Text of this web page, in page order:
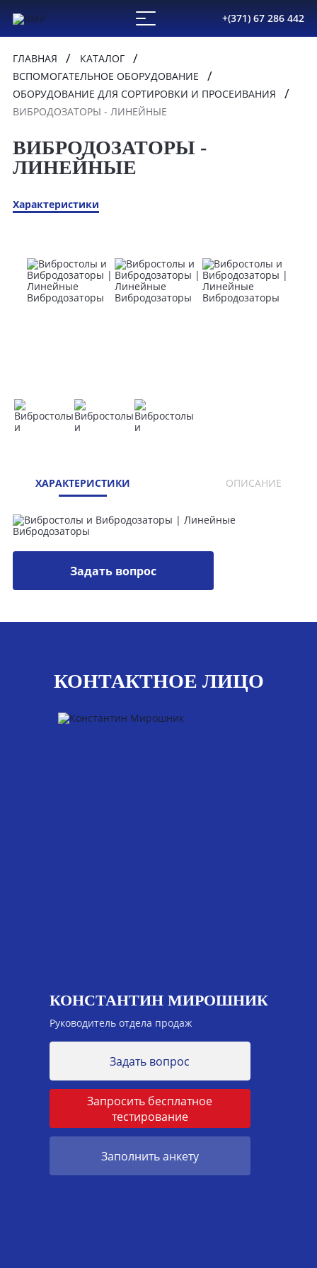
+(371) 67 286 442
ГЛАВНАЯ
КАТАЛОГ
ВСПОМОГАТЕЛЬНОЕ ОБОРУДОВАНИЕ
ОБОРУДОВАНИЕ ДЛЯ СОРТИРОВКИ И ПРОСЕИВАНИЯ
ВИБРОДОЗАТОРЫ - ЛИНЕЙНЫЕ
ВИБРОДОЗАТОРЫ -
ЛИНЕЙНЫЕ
Характеристики
ХАРАКТЕРИСТИКИ ОПИСАНИЕ
Задать вопрос
КОНТАКТНОЕ ЛИЦО
КОНСТАНТИН МИРОШНИК
Руководитель отдела продаж
Задать вопрос
Запросить бесплатное
тестирование
Заполнить анкету